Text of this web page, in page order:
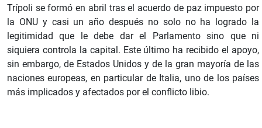
Trípoli se formó en abril tras el acuerdo de paz impuesto por
la ONU y casi un año después no solo no ha logrado la
legitimidad que le debe dar el Parlamento sino que ni
siquiera controla la capital. Este último ha recibido el apoyo,
sin embargo, de Estados Unidos y de la gran mayoría de las
naciones europeas, en particular de Italia, uno de los países
más implicados y afectados por el conflicto libio.